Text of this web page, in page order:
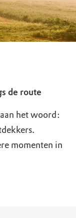
de route
het woord:
momenten in